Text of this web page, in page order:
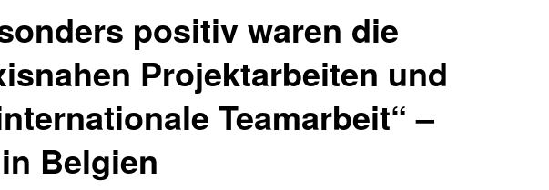
positiv waren die
Projektarbeiten und
Teamarbeit“ –
Belgien